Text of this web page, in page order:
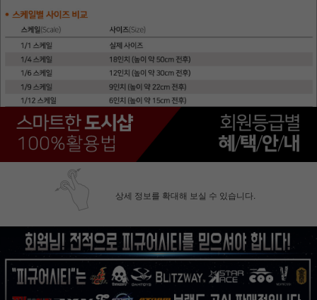
상세 정보를 확대해 보실 수 있습니다.